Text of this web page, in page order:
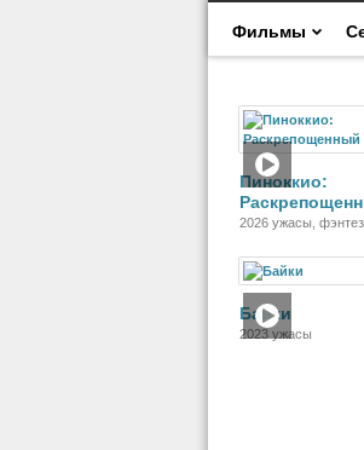
Фильмы
Пиноккио:
2026 ужасы,
Байки
2023 ужасы